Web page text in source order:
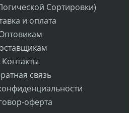
Сортировки)
и оплата
Контакты
связь
оферта